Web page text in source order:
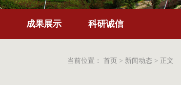
成果展示 科研诚信
当前位置： 首页 > 新闻动态 > 正文